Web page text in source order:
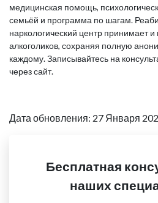
медицинская помощь,
семьёй и программа по шагам.
наркологический центр принимает
алкоголиков, сохраняя полную
каждому. Записывайтесь на
через сайт.
Дата обновления: 27 Января
Бесплатная
наших